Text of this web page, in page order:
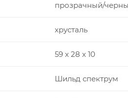
прозрачный/
хрусталь
59 х 28 х 10
Шильд спектрум